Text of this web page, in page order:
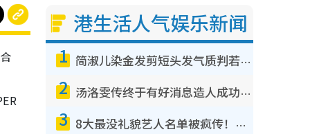
港生活人气娱乐新闻
1 简淑儿染金发剪短头发气质判若两人！吓坏老公麦大力都认不出：“你做什么？”
2 汤洛雯传终于有好消息造人成功！两大细节曝孕味极浓引猜测：大肚婆先会咁！
3 8大最没礼貌艺人名单被疯传！网友揭发明星真面目，一致数落这一位是无品天花板？